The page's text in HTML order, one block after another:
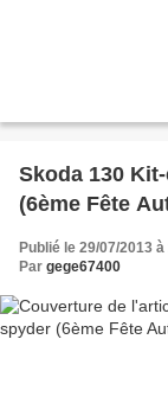
Skoda 130
(6ème Fête
Publié le 29/07/2013
Par gege67400